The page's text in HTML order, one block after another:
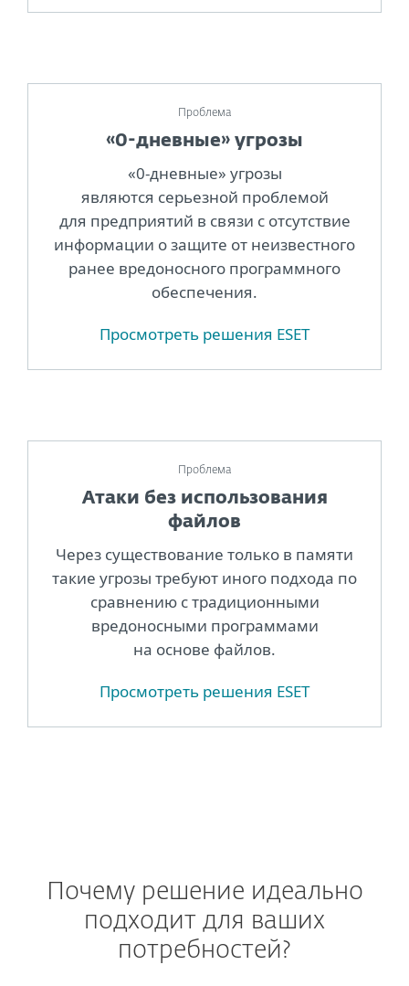
Проблема
«0-дневные» угрозы
«0-дневные» угрозы
являются серьезной проблемой
для предприятий в связи с отсутствие
информации о защите от неизвестного
ранее вредоносного программного
обеспечения.
Просмотреть решения ESET
Проблема
Атаки без использования
файлов
Через существование только в памяти
такие угрозы требуют иного подхода по
сравнению с традиционными
вредоносными программами
на основе файлов.
Просмотреть решения ESET
Почему решение идеально
подходит для ваших
потребностей?